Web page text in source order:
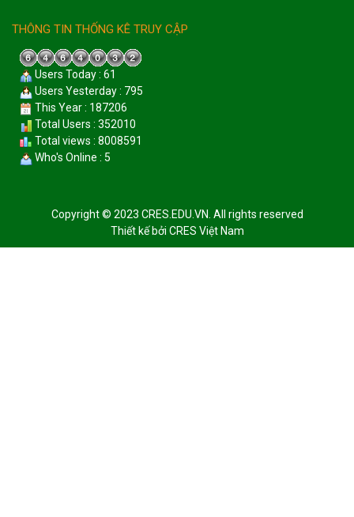
THÔNG TIN THỐNG KÊ TRUY CẬP
Users Today : 61
Users Yesterday : 795
This Year : 187206
Total Users : 352010
Total views : 8008591
Who's Online : 5
Copyright © 2023 CRES.EDU.VN. All rights reserved
Thiết kế bởi CRES Việt Nam